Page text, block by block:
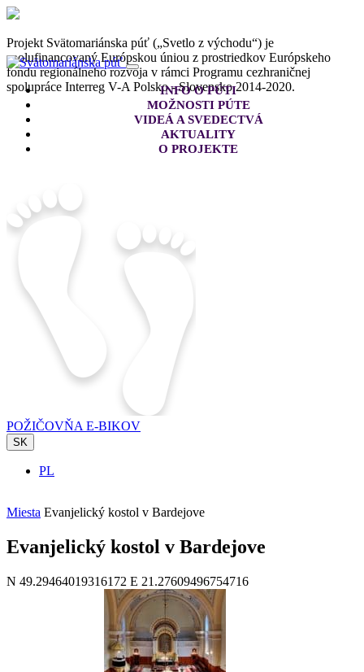
Projekt Svätomariánska púť („Svetlo z východu“) je
spolufinancovaný Európskou úniou z prostriedkov Európskeho
fondu regionálneho rozvoja v rámci Programu cezhraničnej
spolupráce Interreg V-A Polsko - Slovensko 2014-2020.
INFO O PÚTI
MOŽNOSTI PÚTE
VIDEÁ A SVEDECTVÁ
AKTUALITY
O PROJEKTE
POŽIČOVŇA E-BIKOV
SK
PL
Miesta Evanjelický kostol v Bardejove
Evanjelický kostol v Bardejove
N 49.29464019316172 E 21.27609496754716